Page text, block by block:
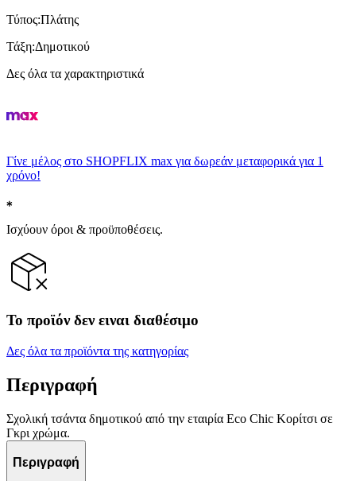
Τύπος:Πλάτης
Τάξη:Δημοτικού
Δες όλα τα χαρακτηριστικά
Γίνε μέλος στο SHOPFLIX max για δωρεάν μεταφορικά για 1
χρόνο!
Ισχύουν όροι & προϋποθέσεις.
Το προϊόν δεν ειναι διαθέσιμο
Δες όλα τα προϊόντα της κατηγορίας
Περιγραφή
Σχολική τσάντα δημοτικού από την εταιρία Eco Chic Κορίτσι σε
Γκρι χρώμα.
Περιγραφή